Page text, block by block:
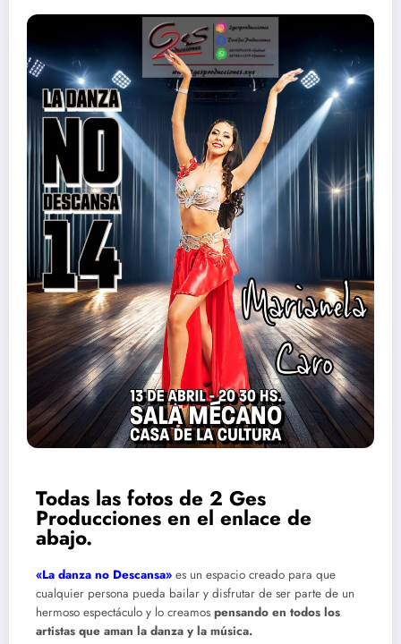
Todas las fotos de 2 Ges
Producciones en el enlace de
abajo.
«La danza no Descansa» es un espacio creado para que
cualquier persona pueda bailar y disfrutar de ser parte de un
hermoso espectáculo y lo creamos pensando en todos los
artistas que aman la danza y la música.